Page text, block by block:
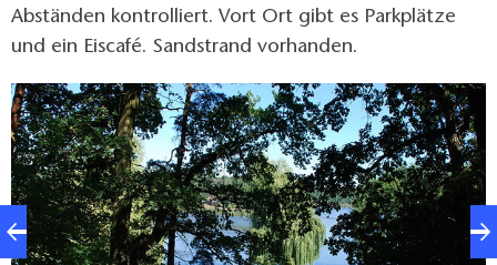
Abständen kontrolliert. Vort Ort gibt es Parkplätze
und ein Eiscafé. Sandstrand vorhanden.